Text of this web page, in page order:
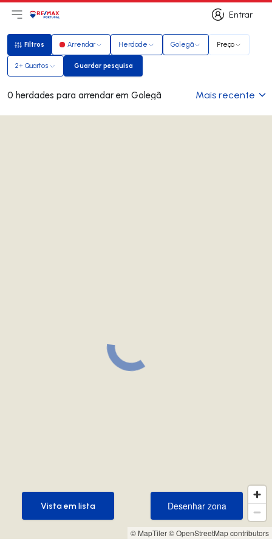
Entrar
Entrar
Abri menu principal
LogoIr para página inicial
Filtros
Filtros Arrendar Herdade Golegã Preço
2+ Quartos Guardar pesquisa
Guardar pesquisa
0 herdades para arrendar em Golegã Mais recente
© MapTiler© OpenStreetMap contributors
Desenhar zona
Desenhar zona
Vista em lista
Vista em lista